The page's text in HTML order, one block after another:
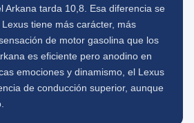
Arkana tarda 10,8. Esa diferencia se
tiene más carácter, más
de motor gasolina que los
es eficiente pero anodino en
emociones y dinamismo, el Lexus
de conducción superior, aunque